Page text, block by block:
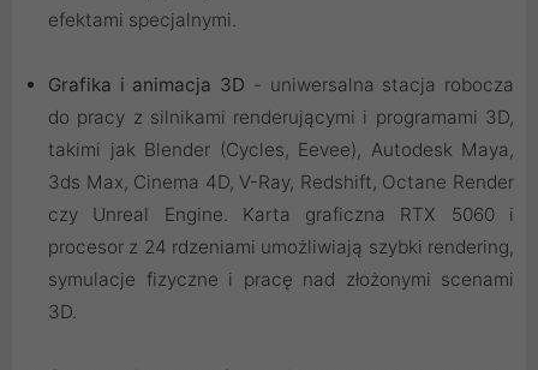
efektami specjalnymi.
Grafika i animacja 3D - uniwersalna stacja robocza
do pracy z silnikami renderującymi i programami 3D,
takimi jak Blender (Cycles, Eevee), Autodesk Maya,
3ds Max, Cinema 4D, V-Ray, Redshift, Octane Render
czy Unreal Engine. Karta graficzna RTX 5060 i
procesor z 24 rdzeniami umożliwiają szybki rendering,
symulacje fizyczne i pracę nad złożonymi scenami
3D.